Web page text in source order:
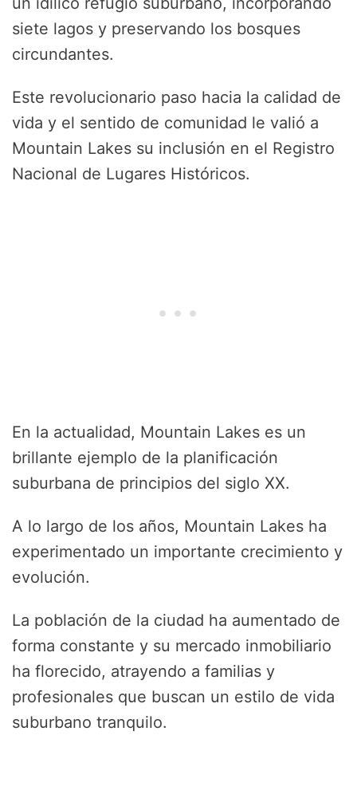
siete lagos y preservando los bosques
circundantes.
Este revolucionario paso hacia la calidad de
vida y el sentido de comunidad le valió a
Mountain Lakes su inclusión en el Registro
Nacional de Lugares Históricos.
En la actualidad, Mountain Lakes es un
brillante ejemplo de la planificación
suburbana de principios del siglo XX.
A lo largo de los años, Mountain Lakes ha
experimentado un importante crecimiento y
evolución.
La población de la ciudad ha aumentado de
forma constante y su mercado inmobiliario
ha florecido, atrayendo a familias y
profesionales que buscan un estilo de vida
suburbano tranquilo.